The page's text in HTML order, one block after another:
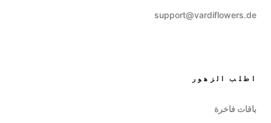
support@vardiflowers.de
اطلب الزهور
باقات فاخرة